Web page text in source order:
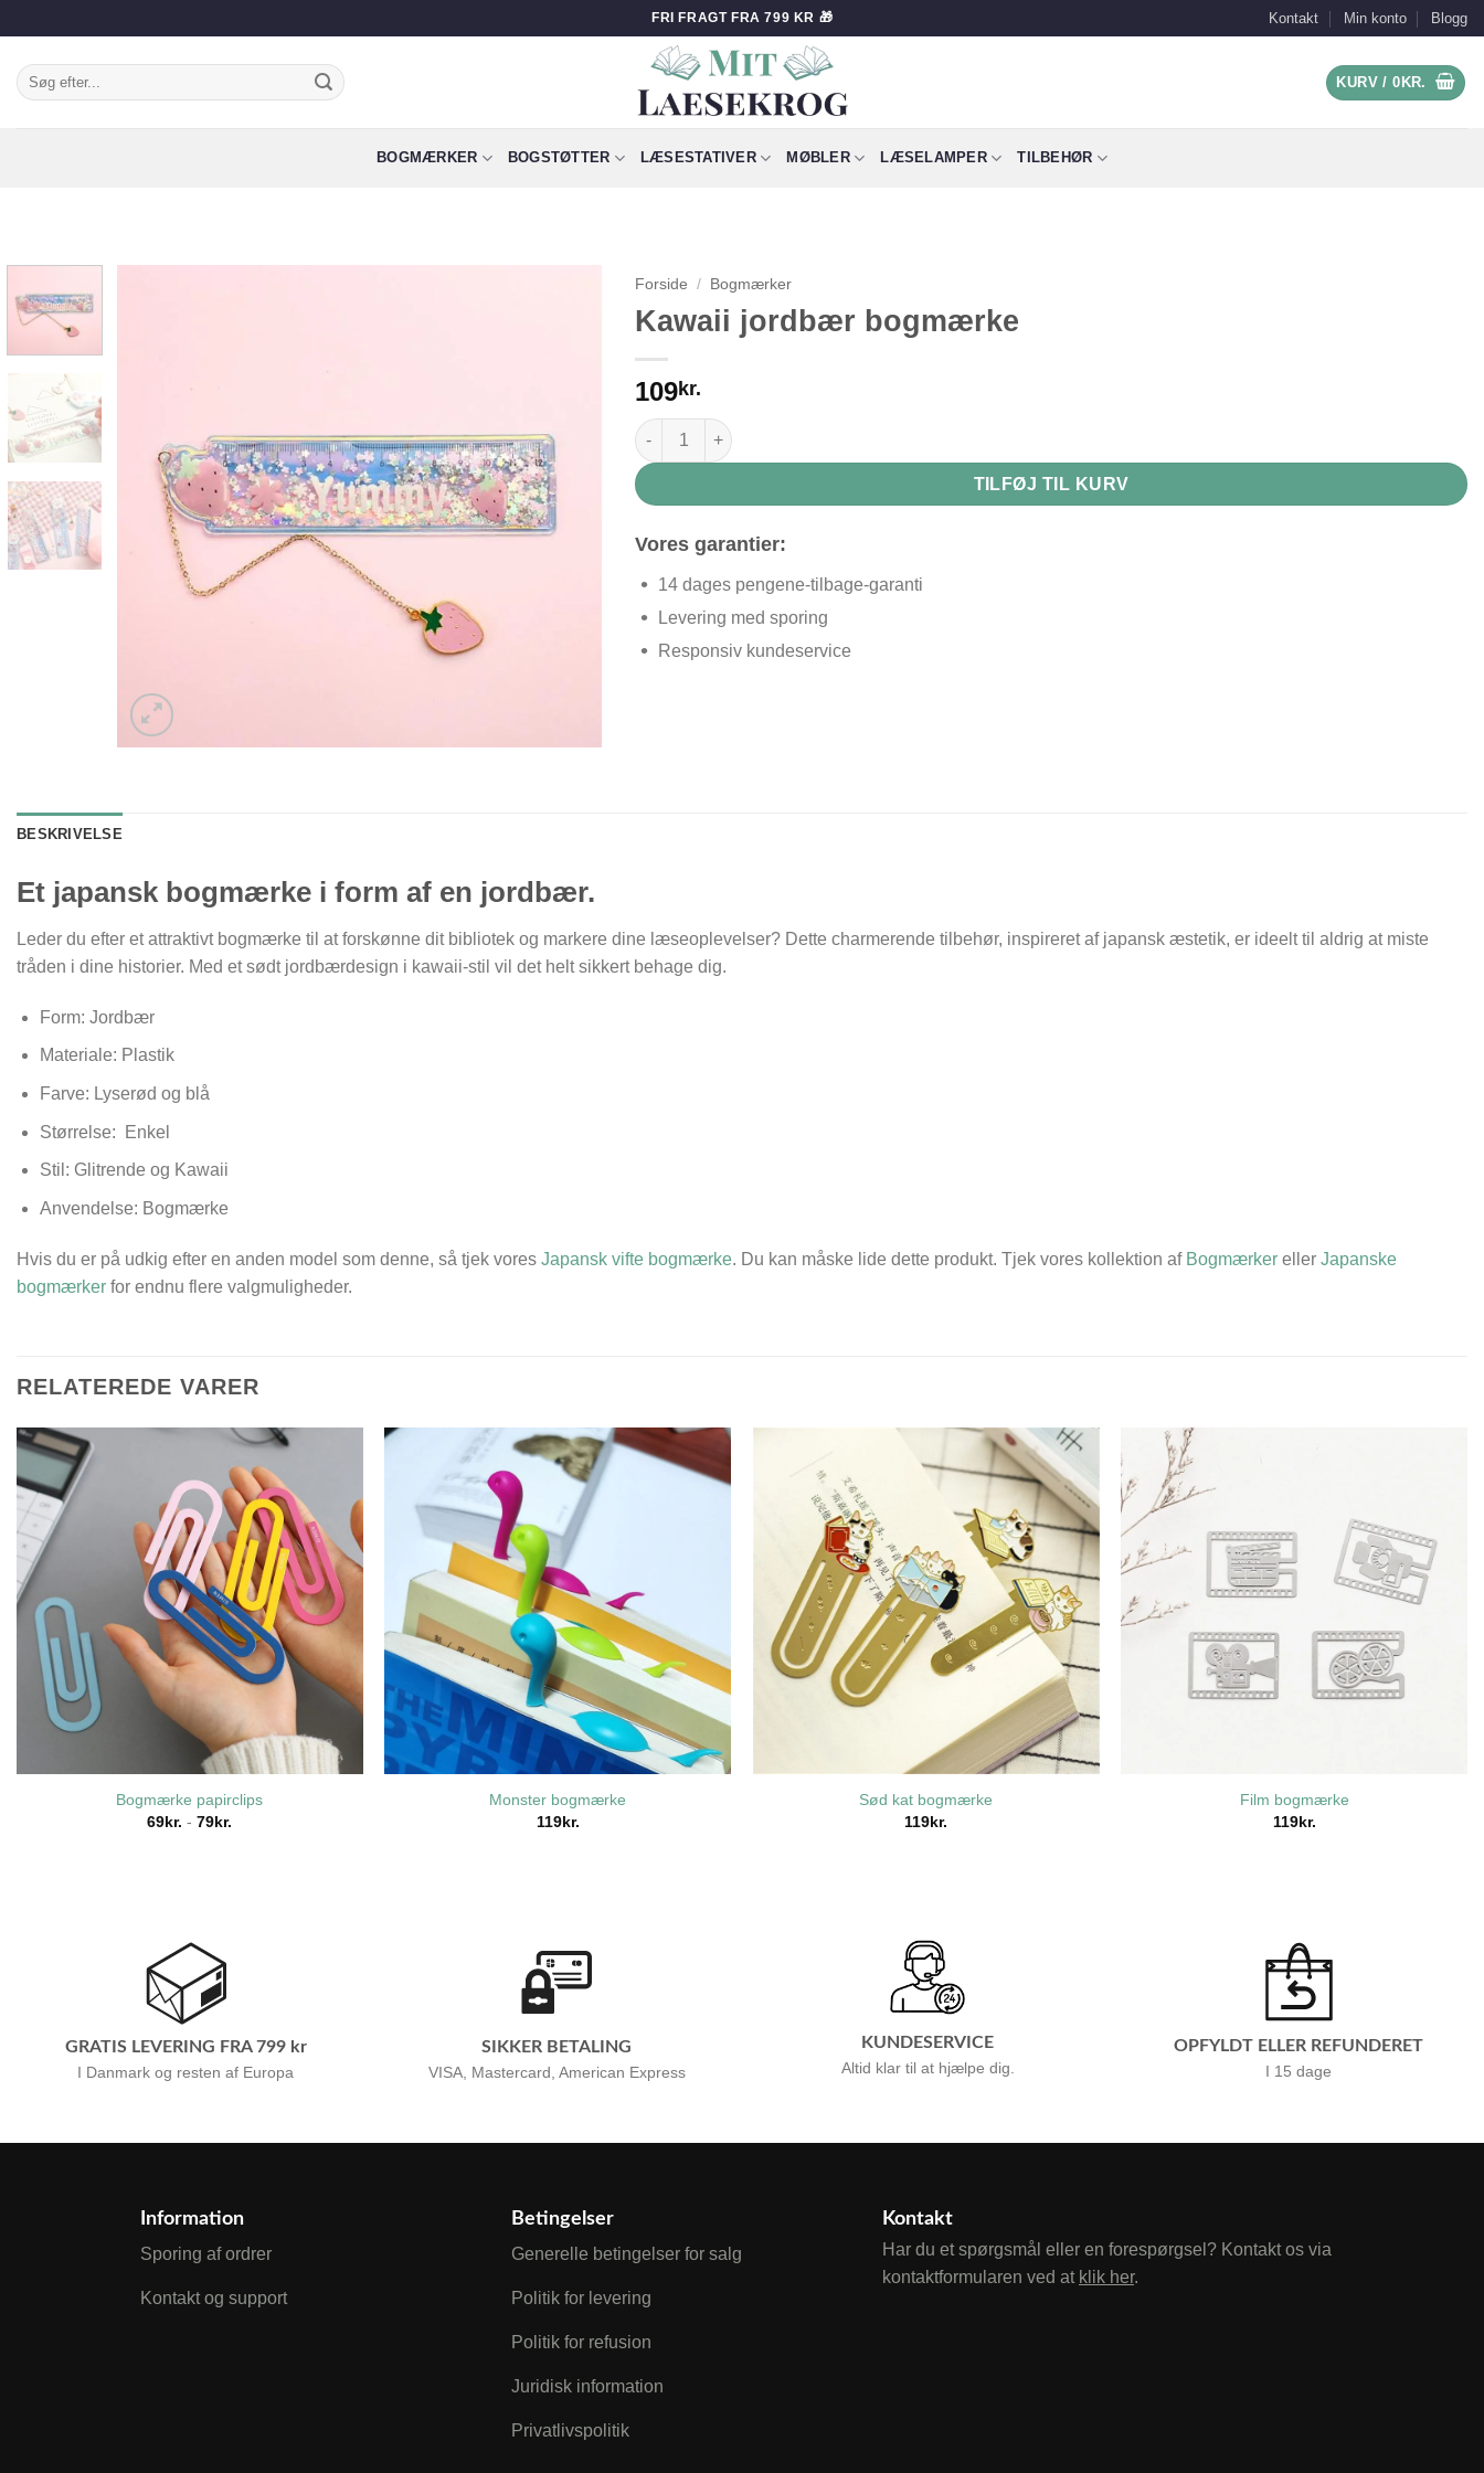
til
indhold
FRI FRAGT FRA 799 KR 🎁 Kontakt Min konto Blogg
Søg
efter:
KURV /0KR.
BOGMÆRKER BOGSTØTTER LÆSESTATIVER MØBLER LÆSELAMPER TILBEHØR
Forside / Bogmærker
Kawaii jordbær bogmærke
109kr.
Kawaii jordbær bogmærke antal
TILFØJ TIL KURV
Vores garantier:
14 dages pengene-tilbage-garanti
Levering med sporing
Responsiv kundeservice
BESKRIVELSE
Et japansk bogmærke i form af en jordbær.
Leder du efter et attraktivt bogmærke til at forskønne dit bibliotek og markere dine læseoplevelser? Dette charmerende tilbehør, inspireret af japansk æstetik, er ideelt til aldrig at miste
tråden i dine historier. Med et sødt jordbærdesign i kawaii-stil vil det helt sikkert behage dig.
Form: Jordbær
Materiale: Plastik
Farve: Lyserød og blå
Størrelse: Enkel
Stil: Glitrende og Kawaii
Anvendelse: Bogmærke
Hvis du er på udkig efter en anden model som denne, så tjek vores Japansk vifte bogmærke. Du kan måske lide dette produkt. Tjek vores kollektion af Bogmærker eller Japanske
bogmærker for endnu flere valgmuligheder.
RELATEREDE VARER
Bogmærke papirclips
69kr. -79kr.
Monster bogmærke
119kr.
Sød kat bogmærke
119kr.
Film bogmærke
119kr.
GRATIS LEVERING FRA 799 kr
I Danmark og resten af Europa
SIKKER BETALING
VISA, Mastercard, American Express
KUNDESERVICE
Altid klar til at hjælpe dig.
OPFYLDT ELLER REFUNDERET
I 15 dage
Information
Sporing af ordrer
Kontakt og support
Betingelser
Generelle betingelser for salg
Politik for levering
Politik for refusion
Juridisk information
Privatlivspolitik
Kontakt
Har du et spørgsmål eller en forespørgsel? Kontakt os via
kontaktformularen ved at klik her.